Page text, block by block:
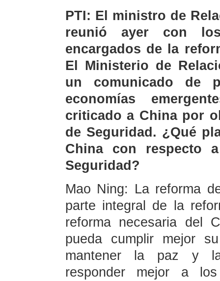
PTI: El ministro de
reunió ayer con
encargados de la
El Ministerio de
un comunicado de
economías
criticado a China por
de Seguridad. ¿Qué
China con respecto
Seguridad?
Mao Ning: La reforma
parte integral de la
reforma necesaria del
pueda cumplir mejor
mantener la paz y la
responder mejor a